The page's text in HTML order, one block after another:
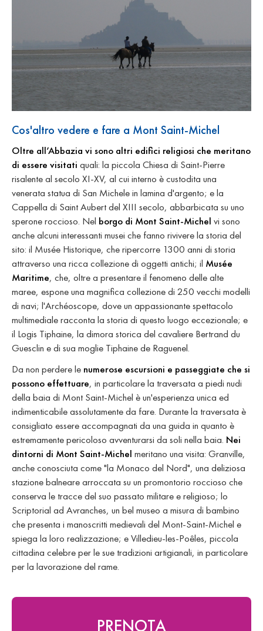
Cos'altro vedere e fare a Mont Saint-Michel
Oltre all’Abbazia vi sono altri edifici religiosi che meritano
di essere visitati quali: la piccola Chiesa di Saint-Pierre
risalente al secolo XI-XV, al cui interno è custodita una
venerata statua di San Michele in lamina d'argento; e la
Cappella di Saint Aubert del XIII secolo, abbarbicata su uno
sperone roccioso. Nel borgo di Mont Saint-Michel vi sono
anche alcuni interessanti musei che fanno rivivere la storia del
sito: il Musée Historique, che ripercorre 1300 anni di storia
attraverso una ricca collezione di oggetti antichi; il Musée
Maritime, che, oltre a presentare il fenomeno delle alte
maree, espone una magnifica collezione di 250 vecchi modelli
di navi; l'Archéoscope, dove un appassionante spettacolo
multimediale racconta la storia di questo luogo eccezionale; e
il Logis Tiphaine, la dimora storica del cavaliere Bertrand du
Guesclin e di sua moglie Tiphaine de Raguenel.
Da non perdere le numerose escursioni e passeggiate che si
possono effettuare, in particolare la traversata a piedi nudi
della baia di Mont Saint-Michel è un'esperienza unica ed
indimenticabile assolutamente da fare. Durante la traversata è
consigliato essere accompagnati da una guida in quanto è
estremamente pericoloso avventurarsi da soli nella baia. Nei
dintorni di Mont Saint-Michel meritano una visita: Granville,
anche conosciuta come "la Monaco del Nord", una deliziosa
stazione balneare arroccata su un promontorio roccioso che
conserva le tracce del suo passato militare e religioso; lo
Scriptorial ad Avranches, un bel museo a misura di bambino
che presenta i manoscritti medievali del Mont-Saint-Michel e
spiega la loro realizzazione; e Villedieu-les-Poêles, piccola
cittadina celebre per le sue tradizioni artigianali, in particolare
per la lavorazione del rame.
PRENOTA